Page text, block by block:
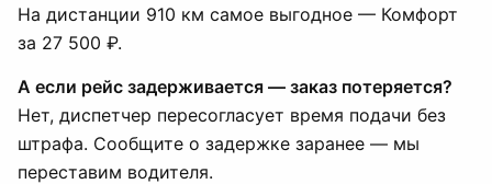
На дистанции 910 км самое выгодное — Комфорт
за 27 500 ₽.
А если рейс задерживается — заказ потеряется?
Нет, диспетчер пересогласует время подачи без
штрафа. Сообщите о задержке заранее — мы
переставим водителя.